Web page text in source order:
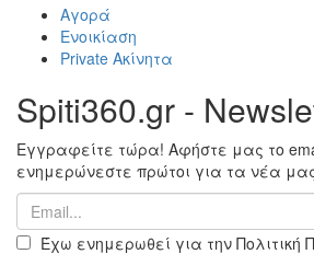
Αγορά
Ενοικίαση
Private Ακίνητα
Spiti360.gr -
Εγγραφείτε τώρα! Αφήστε μας το
ενημερώνεστε πρώτοι για τα νέα
Έχω ενημερωθεί για την Πολιτική